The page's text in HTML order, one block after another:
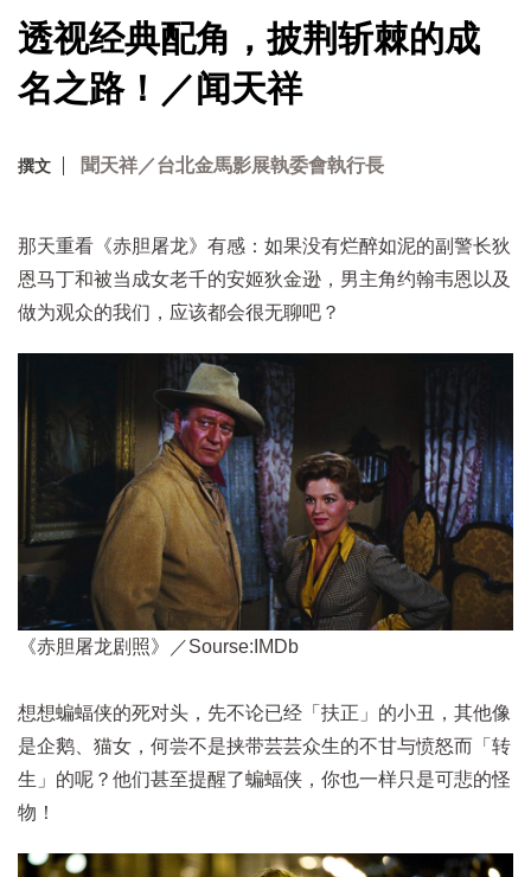
透视经典配角，披荆斩棘的成
名之路！／闻天祥
撰文 聞天祥／台北金馬影展執委會執行長
那天重看《赤胆屠龙》有感：如果没有烂醉如泥的副警长狄
恩马丁和被当成女老千的安姬狄金逊，男主角约翰韦恩以及
做为观众的我们，应该都会很无聊吧？
《赤胆屠龙剧照》／Sourse:IMDb
想想蝙蝠侠的死对头，先不论已经「扶正」的小丑，其他像
是企鹅、猫女，何尝不是挟带芸芸众生的不甘与愤怒而「转
生」的呢？他们甚至提醒了蝙蝠侠，你也一样只是可悲的怪
物！